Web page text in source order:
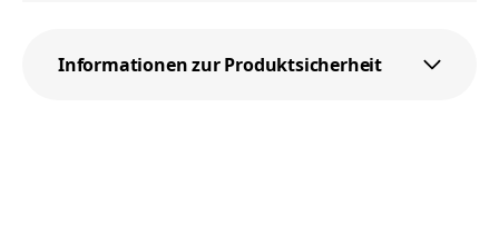
Informationen zur Produktsicherheit